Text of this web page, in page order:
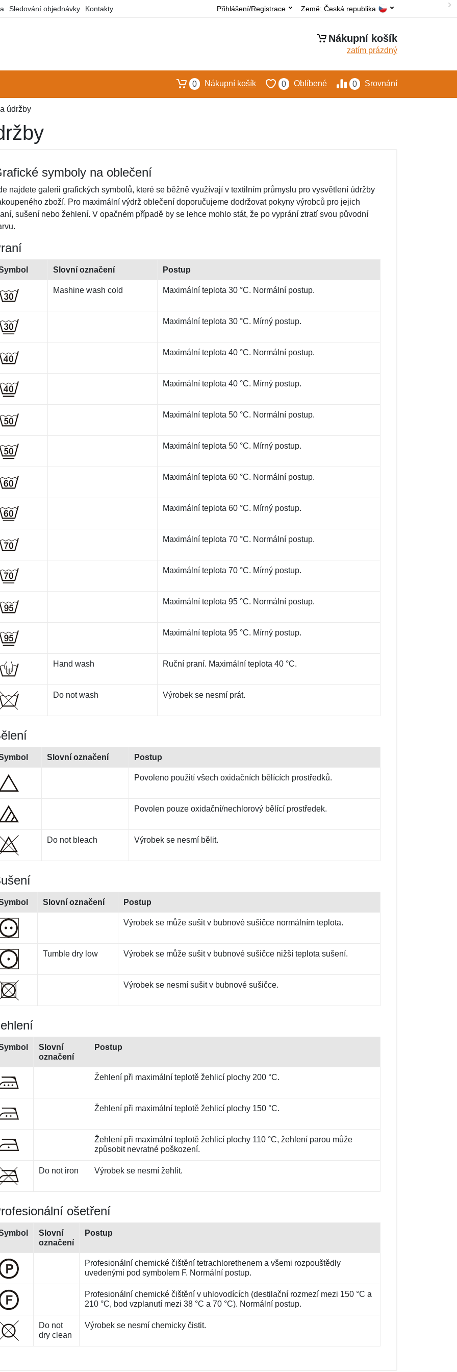
Sledování objednávky Kontakty Země: Česká republika
Přihlášení/Registrace
Nákupní košík
zatím prázdný
0 Srovnání
0 Oblíbené
0 Nákupní košík
údržby
symboly na oblečení
najdete galerii grafických symbolů, které se běžně využívají v textilním průmyslu pro vysvětlení údržby
zboží. Pro maximální výdrž oblečení doporučujeme dodržovat pokyny výrobců pro jejich
sušení nebo žehlení. V opačném případě by se lehce mohlo stát, že po vyprání ztratí svou původní
Slovní označení Postup
Mashine wash cold Maximální teplota 30 °C. Normální postup.
Maximální teplota 30 °C. Mírný postup.
Maximální teplota 40 °C. Normální postup.
Maximální teplota 40 °C. Mírný postup.
Maximální teplota 50 °C. Normální postup.
Maximální teplota 50 °C. Mírný postup.
Maximální teplota 60 °C. Normální postup.
Maximální teplota 60 °C. Mírný postup.
Maximální teplota 70 °C. Normální postup.
Maximální teplota 70 °C. Mírný postup.
Maximální teplota 95 °C. Normální postup.
Maximální teplota 95 °C. Mírný postup.
Hand wash Ruční praní. Maximální teplota 40 °C.
Do not wash Výrobek se nesmí prát.
Slovní označení Postup
Povoleno použití všech oxidačních bělících prostředků.
Povolen pouze oxidační/nechlorový bělící prostředek.
Do not bleach Výrobek se nesmí bělit.
Slovní označení Postup
Výrobek se může sušit v bubnové sušičce normálním teplota.
Tumble dry low Výrobek se může sušit v bubnové sušičce nižší teplota sušení.
Výrobek se nesmí sušit v bubnové sušičce.
Slovní
označení
Postup
Žehlení při maximální teplotě žehlicí plochy 200 °C.
Žehlení při maximální teplotě žehlicí plochy 150 °C.
Žehlení při maximální teplotě žehlicí plochy 110 °C, žehlení parou může
způsobit nevratné poškození.
Do not iron Výrobek se nesmí žehlit.
ošetření
Slovní
označení
Postup
Profesionální chemické čištění tetrachlorethenem a všemi rozpouštědly
uvedenými pod symbolem F. Normální postup.
Profesionální chemické čištění v uhlovodících (destilační rozmezí mezi 150 °C a
210 °C, bod vzplanutí mezi 38 °C a 70 °C). Normální postup.
Do not
dry clean
Výrobek se nesmí chemicky čistit.